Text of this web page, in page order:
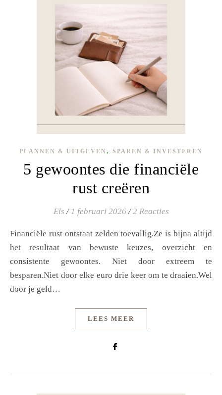
PLANNEN & UITGEVEN , SPAREN & INVESTEREN
5 gewoontes die financiële
rust creëren
Els / 1 februari 2026 / 2 Reacties
Financiële rust ontstaat zelden toevallig.Ze is bijna altijd
het resultaat van bewuste keuzes, overzicht en
consistente gewoontes. Niet door extreem te
besparen.Niet door elke euro drie keer om te draaien.Wel
door je geld…
LEES MEER